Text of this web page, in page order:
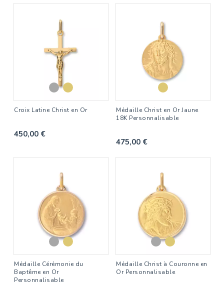
Croix Latine Christ en Or
450,00 €
Médaille Christ en Or Jaune
18K Personnalisable
475,00 €
Médaille Cérémonie du
Baptême en Or
Personnalisable
Médaille Christ à Couronne en
Or Personnalisable